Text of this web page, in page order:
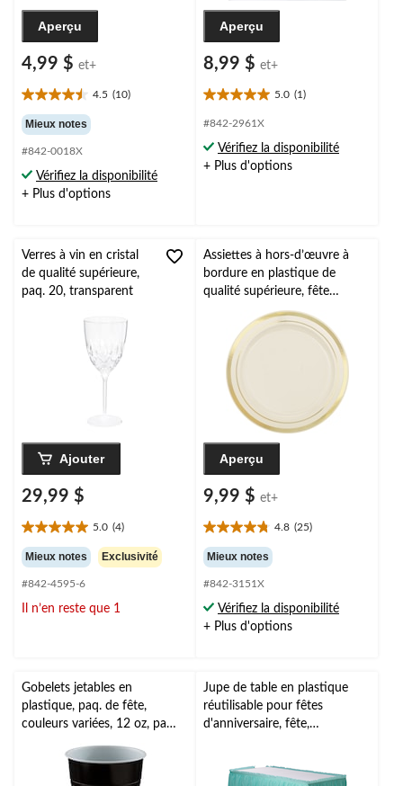
Aperçu
4,99 $ et+
4.5 (10)
4.5
étoile(s)
sur
5.
10
évaluations
Mieux notes
#842-0018X
Vérifiez la disponibilité
+ Plus d'options
Aperçu
8,99 $ et+
5.0 (1)
5.0
étoile(s)
5.
1
#842-2961X
Vérifiez la disponibilité
+ Plus d'options
Verres à vin en cristal
de qualité supérieure,
paq. 20, transparent
Ajouter
29,99 $
5.0 (4)
5.0
étoile(s)
sur
5.
4
Mieux notes Exclusivité
#842-4595-6
Il n’en reste que 1
Assiettes à hors-d’œuvre à
bordure en plastique de
qualité supérieure, fête
d’anniversaire, mariages,
couleurs variées, paq. 20
Aperçu
9,99 $ et+
4.8 (25)
4.8
étoile(s)
sur
5.
25
évaluations
Mieux notes
#842-3151X
Vérifiez la disponibilité
+ Plus d'options
Gobelets jetables en
plastique, paq. de fête,
couleurs variées, 12 oz, paq.
grâces/réveillon/fête
d'anniversaire
Jupe de table en plastique
réutilisable pour fêtes
d'anniversaire, fête,